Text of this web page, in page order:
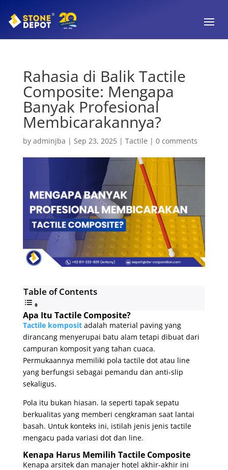
Rahasia di Balik Tactile
Composite: Mengapa
Banyak Profesional
Membicarakannya?
by adminjba | Sep 23, 2025| Tactile | 0 comments
Table of Contents
Apa Itu Tactile Composite?
Tactile kompositadalah material paving yang
dirancang menyerupai batu alam tetapi dibuat dari
campuran komposit yang tahan cuaca.
Permukaannya memiliki pola tactile dot atau line
yang berfungsi sebagai pemandu dan anti-slip
sekaligus.
Pola itu bukan hiasan. Ia seperti tapak sepatu
berkualitas yang memberi cengkraman saat lantai
basah. Untuk konteks ini, istilah jenis jenis tactile
mengacu pada variasi dot dan line.
Kenapa Harus Memilih Tactile Composite
Kenapa arsitek dan manajer hotel akhir-akhir ini